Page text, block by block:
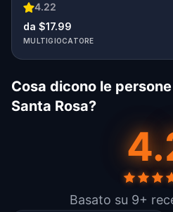
4.22
da $17.99
MULTIGIOCATORE
Cosa dicono le
Santa Rosa?
Basato su 9+